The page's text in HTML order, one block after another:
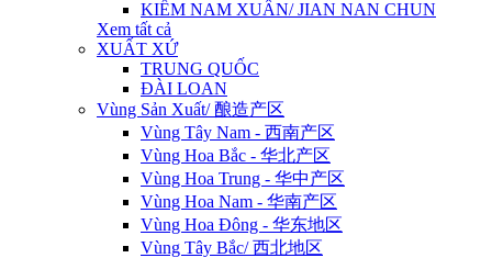
KIẾM NAM XUÂN/ JIAN NAN CHUN
Xem tất cả
XUẤT XỨ
TRUNG QUỐC
ĐÀI LOAN
Vùng Sản Xuất/ 酿造产区
Vùng Tây Nam - 西南产区
Vùng Hoa Bắc - 华北产区
Vùng Hoa Trung - 华中产区
Vùng Hoa Nam - 华南产区
Vùng Hoa Đông - 华东地区
Vùng Tây Bắc/ 西北地区